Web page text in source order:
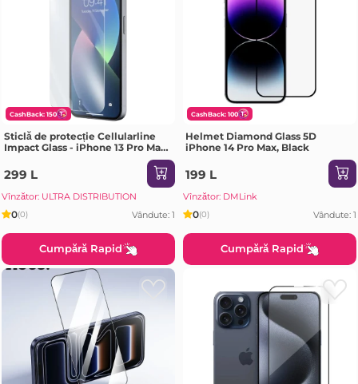
CashBack: 150
Sticlă de protecție Cellularline
Impact Glass - iPhone 13 Pro Max,
299 L
Vînzător: ULTRA DISTRIBUTION
0(0) Vândute: 1
Cumpără Rapid
CashBack: 100
Helmet Diamond Glass 5D
iPhone 14 Pro Max, Black
199 L
Vînzător: DMLink
0(0) Vândute: 1
Cumpără Rapid